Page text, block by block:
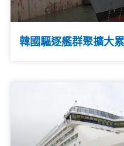
韓國驅逐艦群聚擴大